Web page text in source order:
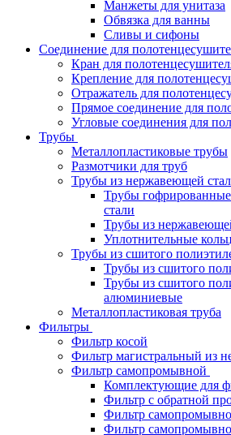
Манжеты для унитаза
Обвязка для ванны
Сливы и сифоны
Соединение для
Кран для
Крепление для
Отражатель для
Прямое соединение для
Угловые соединения для
Трубы
Металлопластиковые трубы
Размотчики для труб
Трубы из нержавеющей
Трубы
стали
Трубы из
Уплотнительные
Трубы из сшитого
Трубы из сшитого
Трубы из сшитого
алюминиевые
Металлопластиковая труба
Фильтры
Фильтр косой
Фильтр магистральный из
Фильтр самопромывной
Комплектующие для
Фильтр с обратной
Фильтр
Фильтр